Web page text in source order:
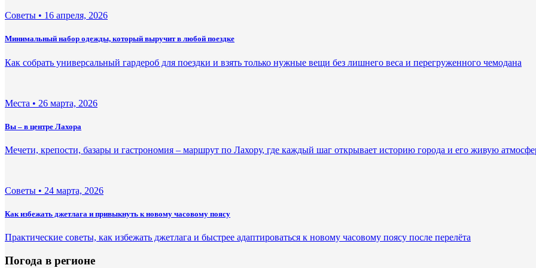
Советы • 16 апреля, 2026
Минимальный набор одежды, который выручит в любой поездке
Как собрать универсальный гардероб для поездки и взять только нужные вещи без лишнего веса и перегруженного чемодана
Места • 26 марта, 2026
Вы – в центре Лахора
Мечети, крепости, базары и гастрономия – маршрут по Лахору, где каждый шаг открывает историю города и его живую
Советы • 24 марта, 2026
Как избежать джетлага и привыкнуть к новому часовому поясу
Практические советы, как избежать джетлага и быстрее адаптироваться к новому часовому поясу после перелёта
Погода в регионе